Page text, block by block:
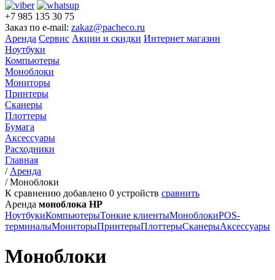
+7 985 135 30 75
Заказ по e-mail: zakaz@pacheco.ru
Аренда Сервис Акции и скидки Интернет магазин
Ноутбуки
Компьютеры
Моноблоки
Мониторы
Принтеры
Сканеры
Плоттеры
Бумага
Аксессуары
Расходники
Главная
/ Аренда
/Моноблоки
К сравнению добавлено 0 устройств сравнить
Аренда моноблока HP
НоутбукиКомпьютерыТонкие клиентыМоноблокиPOS-
терминалыМониторыПринтерыПлоттерыСканерыАксессуары
Моноблоки